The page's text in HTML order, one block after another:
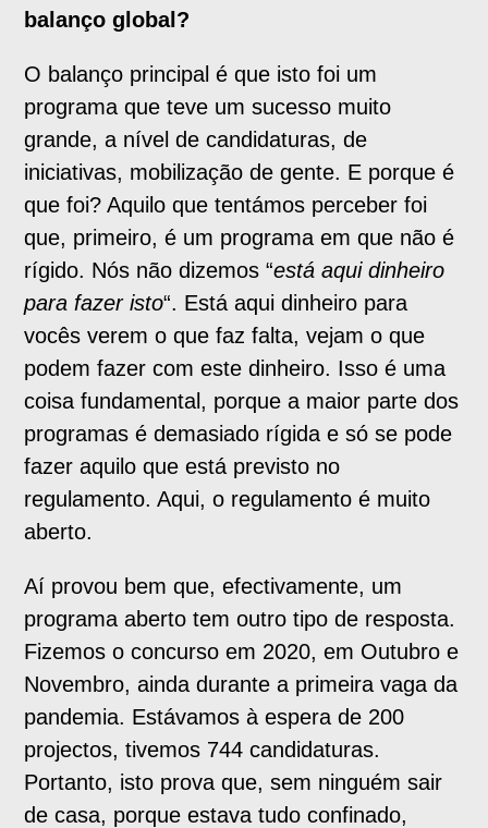
balanço global?
O balanço principal é que isto foi um
programa que teve um sucesso muito
grande, a nível de candidaturas, de
iniciativas, mobilização de gente. E porque é
que foi? Aquilo que tentámos perceber foi
que, primeiro, é um programa em que não é
rígido. Nós não dizemos “está aqui dinheiro
para fazer isto“. Está aqui dinheiro para
vocês verem o que faz falta, vejam o que
podem fazer com este dinheiro. Isso é uma
coisa fundamental, porque a maior parte dos
programas é demasiado rígida e só se pode
fazer aquilo que está previsto no
regulamento. Aqui, o regulamento é muito
aberto.
Aí provou bem que, efectivamente, um
programa aberto tem outro tipo de resposta.
Fizemos o concurso em 2020, em Outubro e
Novembro, ainda durante a primeira vaga da
pandemia. Estávamos à espera de 200
projectos, tivemos 744 candidaturas.
Portanto, isto prova que, sem ninguém sair
de casa, porque estava tudo confinado,